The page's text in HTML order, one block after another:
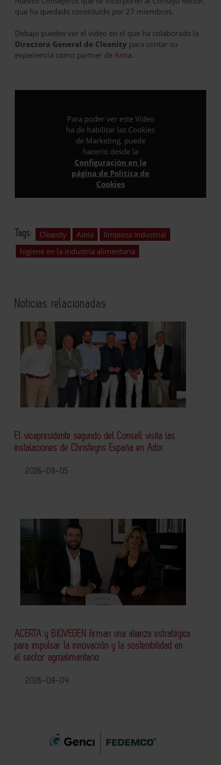
que ha quedado constituido por 27 miembros.
Debajo puedes ver el vídeo en el que ha colaborado la
Directora General de Cleanity para contar su
experiencia como partner de Ainia.
Para poder ver este Vídeo
ha de habilitar las Cookies
de Marketing, puede
hacerlo desde la
Configuración en la
página de Politíca de
Cookies
Tags: Cleanity Ainia
limpieza industrial
higiene en la industria alimentaria
Noticias relacionadas
El vicepresidente segundo del Consell visita las
instalaciones de Christeyns España en Ador
2026-08-05
ACERTA y BIOVEGEN firman una alianza estratégica
para impulsar la innovación y la sostenibilidad en
el sector agroalimentario
2026-08-04